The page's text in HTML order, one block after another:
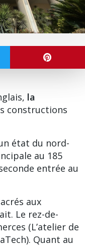
, la
constructions
état du nord-
au 185
entrée au
aux
Le rez-de-
(L’atelier de
Quant au